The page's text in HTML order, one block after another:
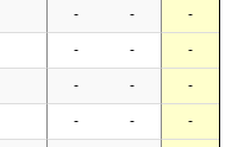
- - -
- - -
- - -
- - -